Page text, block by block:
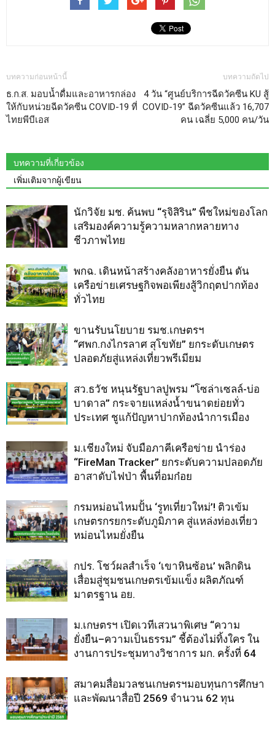
บทความก่อนหน้านี้
ธ.ก.ส. มอบน้ำดื่มและอาหารกล่อง
ให้กับหน่วยฉีดวัคซีน COVID-19 ที่
ไทยพีบีเอส
บทความถัดไป
4 วัน “ศูนย์บริการฉีดวัคซีน KU สู้
COVID-19” ฉีดวัคซีนแล้ว 16,707
คน เฉลี่ย 5,000 คน/วัน
บทความที่เกี่ยวข้อง
เพิ่มเติมจากผู้เขียน
นักวิจัย มช. ค้นพบ “รุจิสิริน” พืชใหม่ของโลก
เสริมองค์ความรู้ความหลากหลายทาง
ชีวภาพไทย
พกฉ. เดินหน้าสร้างคลังอาหารยั่งยืน ดัน
เครือข่ายเศรษฐกิจพอเพียงสู้วิกฤตปากท้อง
ทั่วไทย
ขานรับนโยบาย รมช.เกษตรฯ
“ศพก.กงไกรลาศ สุโขทัย” ยกระดับเกษตร
ปลอดภัยสู่แหล่งเที่ยวพรีเมียม
สว.ธวัช หนุนรัฐบาลปูพรม “โซล่าเซลล์-บ่อ
บาดาล” กระจายแหล่งน้ำขนาดย่อยทั่ว
ประเทศ ชูแก้ปัญหาปากท้องนำการเมือง
ม.เชียงใหม่ จับมือภาคีเครือข่าย นำร่อง
“FireMan Tracker” ยกระดับความปลอดภัย
อาสาดับไฟป่า พื้นที่อมก๋อย
กรมหม่อนไหมปั้น ‘รูทเที่ยวใหม่’! ติวเข้ม
เกษตรกรยกระดับภูมิภาค สู่แหล่งท่องเที่ยว
หม่อนไหมยั่งยืน
กปร. โชว์ผลสำเร็จ ‘เขาหินซ้อน’ พลิกดิน
เสื่อมสู่ชุมชนเกษตรเข้มแข็ง ผลิตภัณฑ์
มาตรฐาน อย.
ม.เกษตรฯ เปิดเวทีเสวนาพิเศษ “ความ
ยั่งยืน–ความเป็นธรรม” ชี้ต้องไม่ทิ้งใคร ใน
งานการประชุมทางวิชาการ มก. ครั้งที่ 64
สมาคมสื่อมวลชนเกษตรฯมอบทุนการศึกษา
และพัฒนาสื่อปี 2569 จำนวน 62 ทุน